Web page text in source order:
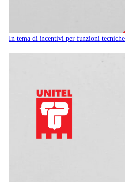
In tema di incentivi per funzioni tecniche